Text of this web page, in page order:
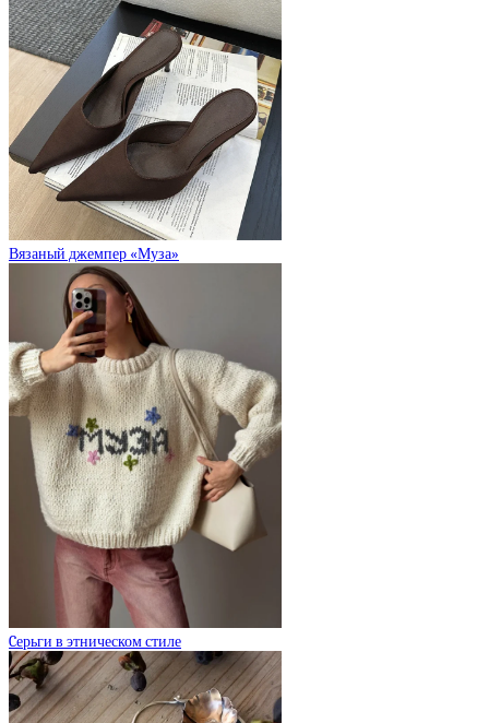
Вязаный джемпер «Муза»
Cерьги в этническом стиле